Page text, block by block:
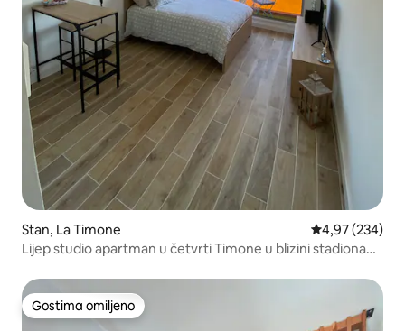
Stan, La Timone Prosečna
4,97 (234)
Lijep studio apartman u četvrti Timone u blizini stadiona
Gostima omiljeno
Gostima omiljeno